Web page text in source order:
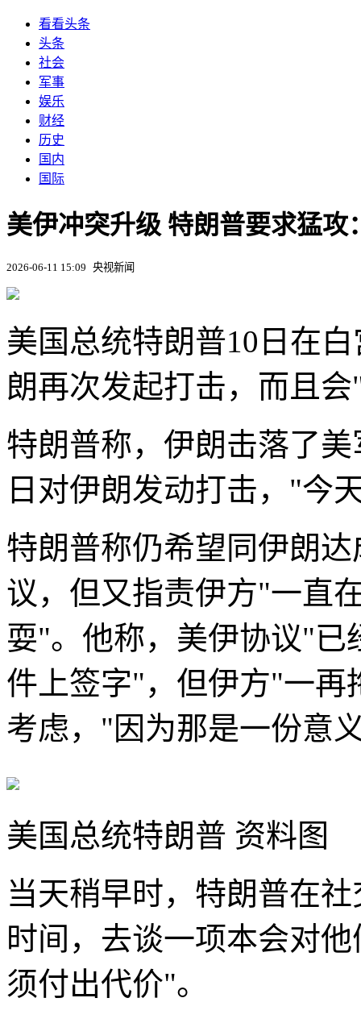
看看头条
头条
社会
军事
娱乐
财经
历史
国内
国际
美伊冲突升级 特朗普要求猛攻
2026-06-11 15:09 央视新闻
美国总统特朗普10日在
朗再次发起打击，而且
特朗普称，伊朗击落了
日对伊朗发动打击，"今
特朗普称仍希望同伊朗
议，但又指责伊方"一直
耍"。他称，美伊协议"
件上签字"，但伊方"一再
考虑，"因为那是一份意
美国总统特朗普 资料图
当天稍早时，特朗普在
时间，去谈一项本会对
须付出代价"。